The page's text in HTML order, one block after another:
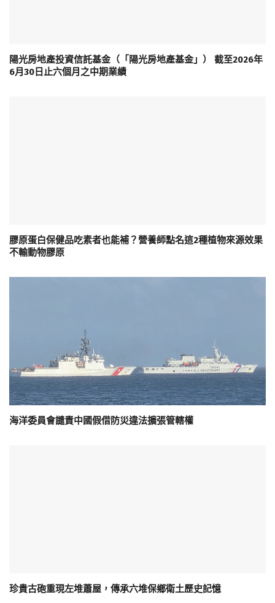
陽光房地產投資信託基金（「陽光房地產基金」） 截至2026年
6月30日止六個月之中期業績
膠原蛋白保健品吃素者也能補？營養師點名這2種植物來源效果
不輸動物膠原
海洋委員會譴責中國假借防災違法擴張管轄權
珍貴古砲重現左堆蕭屋，傳承六堆保鄉衛土歷史記憶